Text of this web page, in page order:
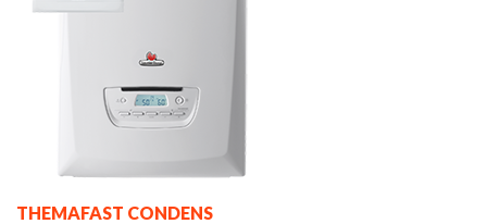
THEMAFAST CONDENS